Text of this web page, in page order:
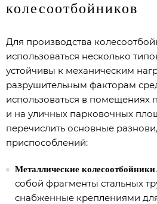
колесоотбойников
Для производства
использоваться несколько
устойчивы к механическим
разрушительным факторам
использоваться в помещениях
и на уличных парковочных
перечислить основные
приспособлений:
Металлические колесоотбойники
собой фрагменты стальных
снабженные креплениями